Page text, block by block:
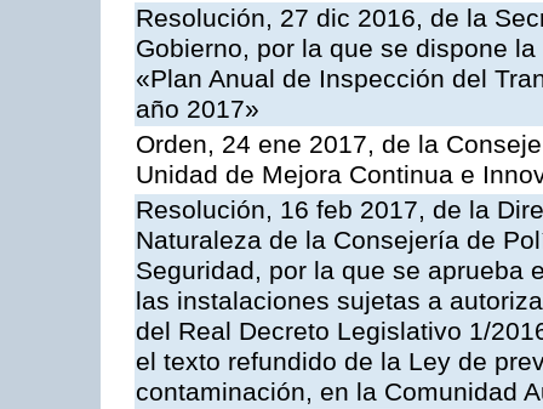
Resolución, 27 dic 2016, de la
Gobierno, por la que se dispone
«Plan Anual de Inspección del
año 2017»
Orden, 24 ene 2017, de la
Unidad de Mejora Continua e
Resolución, 16 feb 2017, de la
Naturaleza de la Consejería de
Seguridad, por la que se aprueba
las instalaciones sujetas a
del Real Decreto Legislativo 1/
el texto refundido de la Ley de
contaminación, en la Comunidad